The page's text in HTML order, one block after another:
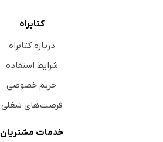
کتابراه
درباره کتابراه
شرایط استفاده
حریم خصوصی
فرصت‌های شغلی
خدمات مشتریان